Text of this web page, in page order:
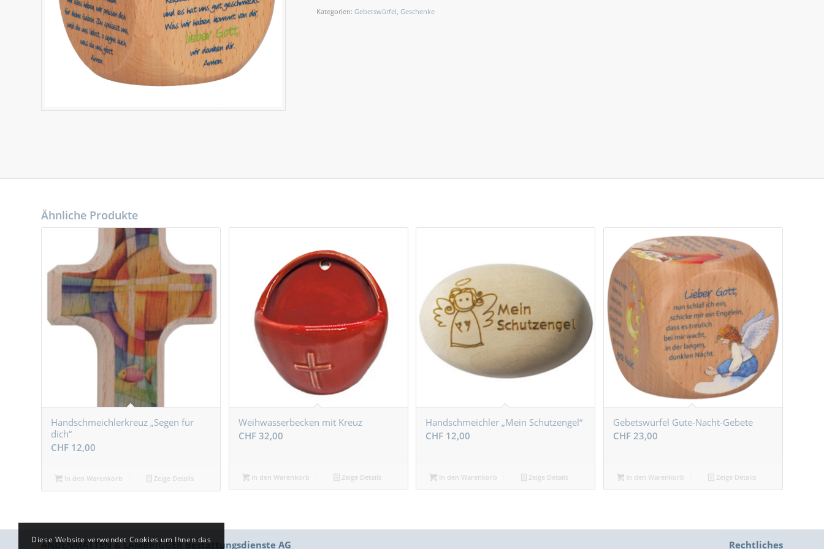
Kategorien:Gebetswürfel ,Geschenke
Ähnliche Produkte
Handschmeichlerkreuz „Segen für
dich“
CHF 12,00
In den Warenkorb Zeige Details
Weihwasserbecken mit Kreuz
CHF32,00
In den Warenkorb Zeige Details
Handschmeichler „Mein Schutzengel“
CHF 12,00
In den Warenkorb Zeige Details
Gebetswürfel Gute-Nacht-Gebete
CHF23,00
In den Warenkorb Zeige Details
ANDENMATTEN & LAMBRIGGER Bestattungsdienste AG Rechtliches
Diese Website verwendet Cookies um Ihnen das